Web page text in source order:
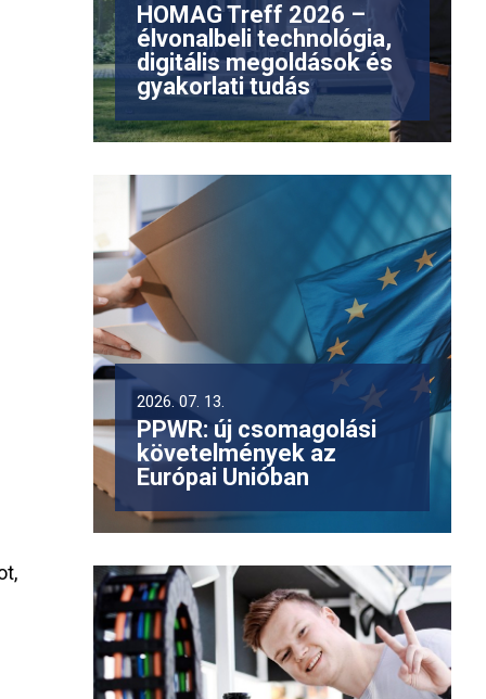
HOMAG Treff 2026 –
élvonalbeli technológia,
digitális megoldások és
gyakorlati tudás
2026. 07. 13.
PPWR: új csomagolási
követelmények az
Európai Unióban